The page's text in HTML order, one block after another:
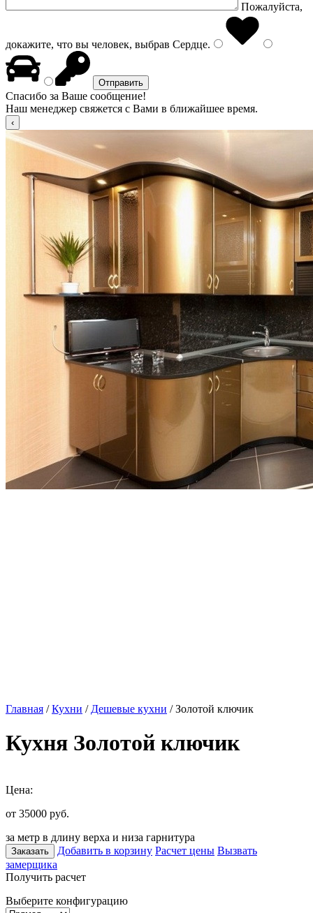
Пожалуйста,
докажите, что вы человек, выбрав Сердце.
Спасибо за Ваше сообщение!
Наш менеджер свяжется с Вами в ближайшее время.
Главная /Кухни / Дешевые кухни / Золотой ключик
Кухня Золотой ключик
Цена:
от 35000 руб.
за метр в длину верха и низа гарнитура
Заказать Добавить в корзину Расчет цены Вызвать
замерщика
Получить расчет
Выберите конфигурацию